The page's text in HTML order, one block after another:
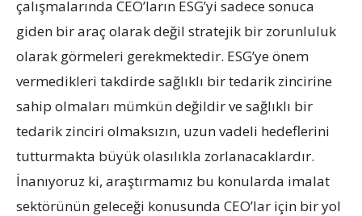
çalışmalarında CEO’ların ESG’yi sadece sonuca
giden bir araç olarak değil stratejik bir zorunluluk
olarak görmeleri gerekmektedir. ESG’ye önem
vermedikleri takdirde sağlıklı bir tedarik zincirine
sahip olmaları mümkün değildir ve sağlıklı bir
tedarik zinciri olmaksızın, uzun vadeli hedeflerini
tutturmakta büyük olasılıkla zorlanacaklardır.
İnanıyoruz ki, araştırmamız bu konularda imalat
sektörünün geleceği konusunda CEO’lar için bir yol